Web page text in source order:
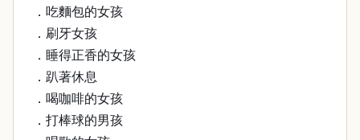
．吃麵包的女孩
．刷牙女孩
．睡得正香的女孩
．趴著休息
．喝咖啡的女孩
．打棒球的男孩